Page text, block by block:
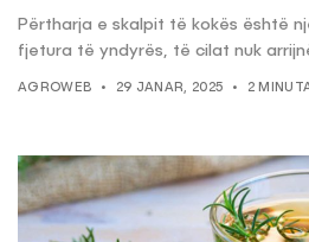
Përtharja e skalpit të kokës është
fjetura të yndyrës, të cilat nuk
AGROWEB 29 JANAR, 2025 2